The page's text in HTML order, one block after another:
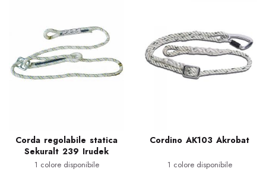
Corda regolabile statica
Sekuralt 239 Irudek
1 colore disponibile
Cordino AK103 Akrobat
1 colore disponibile